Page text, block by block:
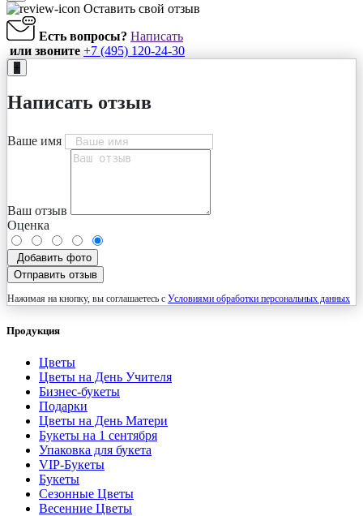
Оставить свой отзыв
Есть вопросы? Написать
или звоните +7 (495) 120-24-30
+
Написать отзыв
Ваше имя
Ваш отзыв
Оценка
Добавить фото
Отправить отзыв
Нажимая на кнопку, вы соглашаетесь с Условиями обработки персональных данных
Продукция
Цветы
Цветы на День Учителя
Бизнес-букеты
Подарки
Цветы на День Матери
Букеты на 1 сентября
Упаковка для букета
VIP-Букеты
Букеты
Сезонные Цветы
Весенние Цветы